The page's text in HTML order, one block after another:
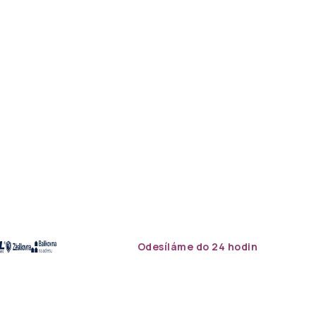
Odesíláme do 24 hodin